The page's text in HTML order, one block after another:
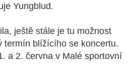
Yungblud.
ještě stále je tu možnost
termín blížícího se koncertu.
a 2. června v Malé sportovní